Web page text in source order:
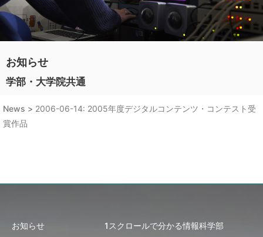
お知らせ
学部・大学院共通
News > 2006-06-14: 2005年度デジタルコンテンツ・コンテスト受
賞作品
お知らせ 1スクロールで分かる情報科学部